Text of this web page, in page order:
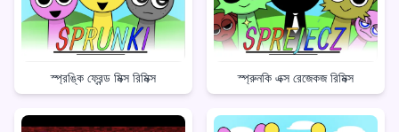
স্প্রঙ্কি ফ্রেন্ড মিক্স রিমিক্স স্প্রুনকি এক্স রেজেকজ রিমিক্স